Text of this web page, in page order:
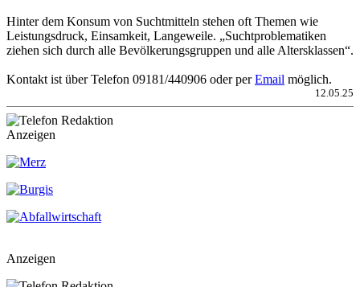
Hinter dem Konsum von Suchtmitteln stehen oft Themen wie
Leistungsdruck, Einsamkeit, Langeweile. „Suchtproblematiken
ziehen sich durch alle Bevölkerungsgruppen und alle Altersklassen“.
Kontakt ist über Telefon 09181/440906 oder perEmail möglich.
12.05.25
Anzeigen
Anzeigen